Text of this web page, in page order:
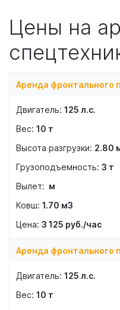
Цены на
Аренда фронтального
125 л.с.
10 т
2.80
3 т
м
1.70 м3
3 125 руб./час
Аренда фронтального
125 л.с.
10 т